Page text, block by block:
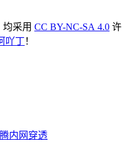
采用 CC BY-NC-SA 4.0 许
吖丁 ！
内网穿透